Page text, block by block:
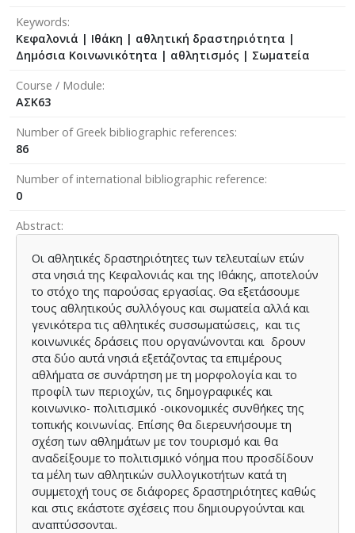
Keywords
Κεφαλονιά | Ιθάκη | αθλητική δραστηριότητα |
Δημόσια Κοινωνικότητα | αθλητισμός | Σωματεία
Course / Module
ΑΣΚ63
Number of Greek bibliographic references
86
Number of international bibliographic reference
0
Abstract
Οι αθλητικές δραστηριότητες των τελευταίων ετών
στα νησιά της Κεφαλονιάς και της Ιθάκης, αποτελούν
το στόχο της παρούσας εργασίας. Θα εξετάσουμε
τους αθλητικούς συλλόγους και σωματεία αλλά και
γενικότερα τις αθλητικές συσσωματώσεις, και τις
κοινωνικές δράσεις που οργανώνονται και δρουν
στα δύο αυτά νησιά εξετάζοντας τα επιμέρους
αθλήματα σε συνάρτηση με τη μορφολογία και το
προφίλ των περιοχών, τις δημογραφικές και
κοινωνικο- πολιτισμικό -οικονομικές συνθήκες της
τοπικής κοινωνίας. Επίσης θα διερευνήσουμε τη
σχέση των αθλημάτων με τον τουρισμό και θα
αναδείξουμε το πολιτισμικό νόημα που προσδίδουν
τα μέλη των αθλητικών συλλογικοτήτων κατά τη
συμμετοχή τους σε διάφορες δραστηριότητες καθώς
και στις εκάστοτε σχέσεις που δημιουργούνται και
αναπτύσσονται.